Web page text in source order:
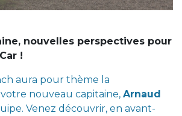
nouvelles perspectives pour
!
aura pour thème la
nouveau capitaine, Arnaud
Venez découvrir, en avant-